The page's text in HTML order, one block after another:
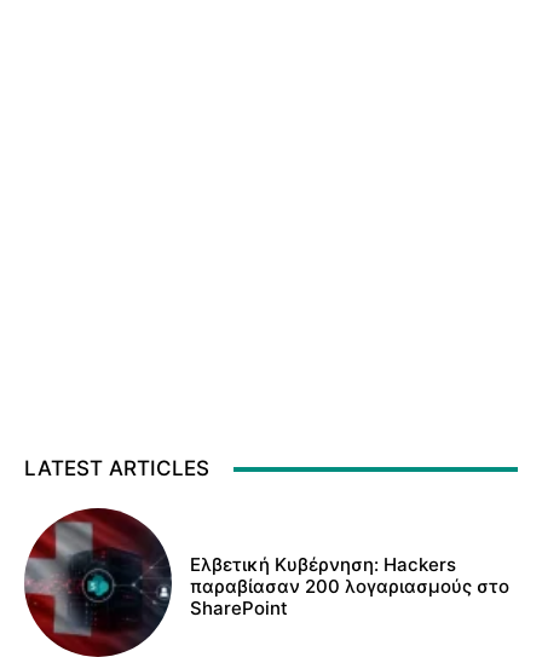
LATEST ARTICLES
Ελβετική Κυβέρνηση: Hackers
παραβίασαν 200 λογαριασμούς στο
SharePoint